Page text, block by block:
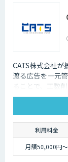
CATS株式会社が
渡る広告を一元
ることで、工数
プラットフォー
利用料金
月額50,000円〜